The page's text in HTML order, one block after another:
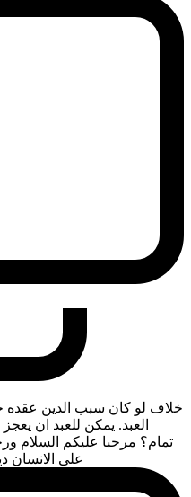
خلاف لو كان سبب الدين عقده
العبد. يمكن للعبد ان
تمام؟ مرحبا عليكم السلام
على الانسان